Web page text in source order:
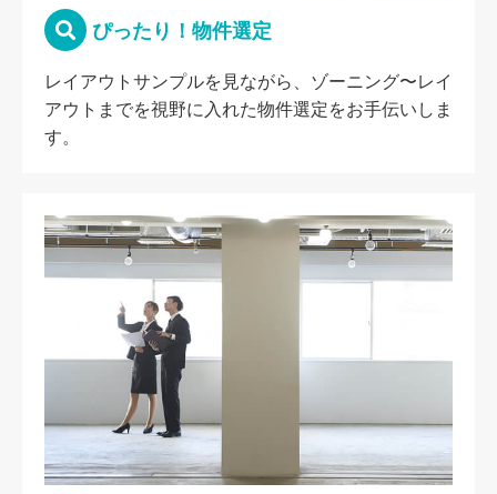
ぴったり！物件選定
レイアウトサンプルを見ながら、ゾーニング〜レイ
アウトまでを視野に入れた物件選定をお手伝いしま
す。